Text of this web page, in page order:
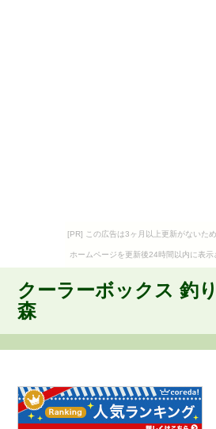
[PR] この広告は3ヶ月以上更新がないため
ホームページを更新後24時間以内に表示
クーラーボックス 釣
森